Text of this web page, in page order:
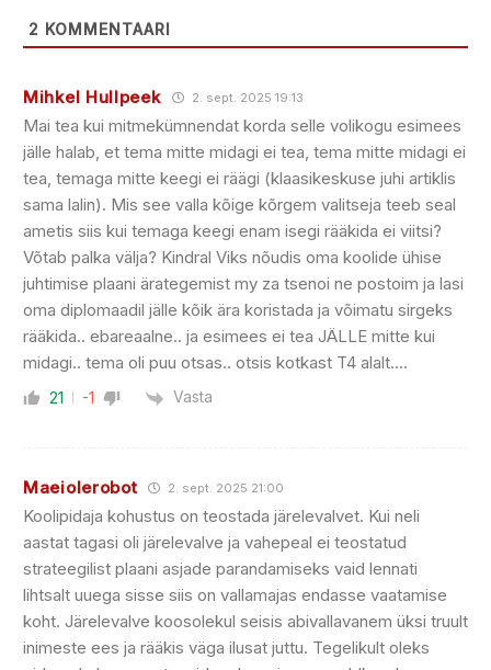
2 KOMMENTAARI
Mihkel Hullpeek 2. sept. 2025 19:13
Mai tea kui mitmekümnendat korda selle volikogu esimees
jälle halab, et tema mitte midagi ei tea, tema mitte midagi ei
tea, temaga mitte keegi ei räägi (klaasikeskuse juhi artiklis
sama lalin). Mis see valla kõige kõrgem valitseja teeb seal
ametis siis kui temaga keegi enam isegi rääkida ei viitsi?
Võtab palka välja? Kindral Viks nõudis oma koolide ühise
juhtimise plaani ärategemist my za tsenoi ne postoim ja lasi
oma diplomaadil jälle kõik ära koristada ja võimatu sirgeks
rääkida.. ebareaalne.. ja esimees ei tea JÄLLE mitte kui
midagi.. tema oli puu otsas.. otsis kotkast T4 alalt….
21 -1 Vasta
Maeiolerobot 2. sept. 2025 21:00
Koolipidaja kohustus on teostada järelevalvet. Kui neli
aastat tagasi oli järelevalve ja vahepeal ei teostatud
strateegilist plaani asjade parandamiseks vaid lennati
lihtsalt uuega sisse siis on vallamajas endasse vaatamise
koht. Järelevalve koosolekul seisis abivallavanem üksi truult
inimeste ees ja rääkis väga ilusat juttu. Tegelikult oleks